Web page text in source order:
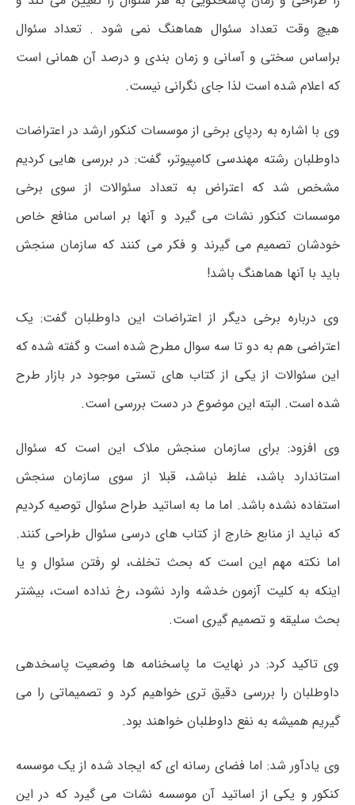
هیچ وقت تعداد سئوال هماهنگ نمی شود . تعداد سئوال
براساس سختی و آسانی و زمان بندی و درصد آن همانی است
که اعلام شده است لذا جای نگرانی نیست.
وی با اشاره به ردپای برخی از موسسات کنکور ارشد در اعتراضات
داوطلبان رشته مهندسی کامپیوتر، گفت: در بررسی هایی کردیم
مشخص شد که اعتراض به تعداد سئوالات از سوی برخی
موسسات کنکور نشات می گیرد و آنها بر اساس منافع خاص
خودشان تصمیم می گیرند و فکر می کنند که سازمان سنجش
باید با آنها هماهنگ باشد!
وی درباره برخی دیگر از اعتراضات این داوطلبان گفت: یک
اعتراضی هم به دو تا سه سوال مطرح شده است و گفته شده که
این سئوالات از یکی از کتاب های تستی موجود در بازار طرح
شده است. البته این موضوع در دست بررسی است.
وی افزود: برای سازمان سنجش ملاک این است که سئوال
استاندارد باشد، غلط نباشد، قبلا از سوی سازمان سنجش
استفاده نشده باشد. اما ما به اساتید طراح سئوال توصیه کردیم
که نباید از منابع خارج از کتاب های درسی سئوال طراحی کنند.
اما نکته مهم این است که بحث تخلف، لو رفتن سئوال و یا
اینکه به کلیت آزمون خدشه وارد نشود، رخ نداده است، بیشتر
بحث سلیقه و تصمیم گیری است.
وی تاکید کرد: در نهایت ما پاسخنامه ها وضعیت پاسخدهی
داوطلبان را بررسی دقیق تری خواهیم کرد و تصمیماتی را می
گیریم همیشه به نفع داوطلبان خواهند بود.
وی یادآور شد: اما فضای رسانه ای که ایجاد شده از یک موسسه
کنکور و یکی از اساتید آن موسسه نشات می گیرد که در این